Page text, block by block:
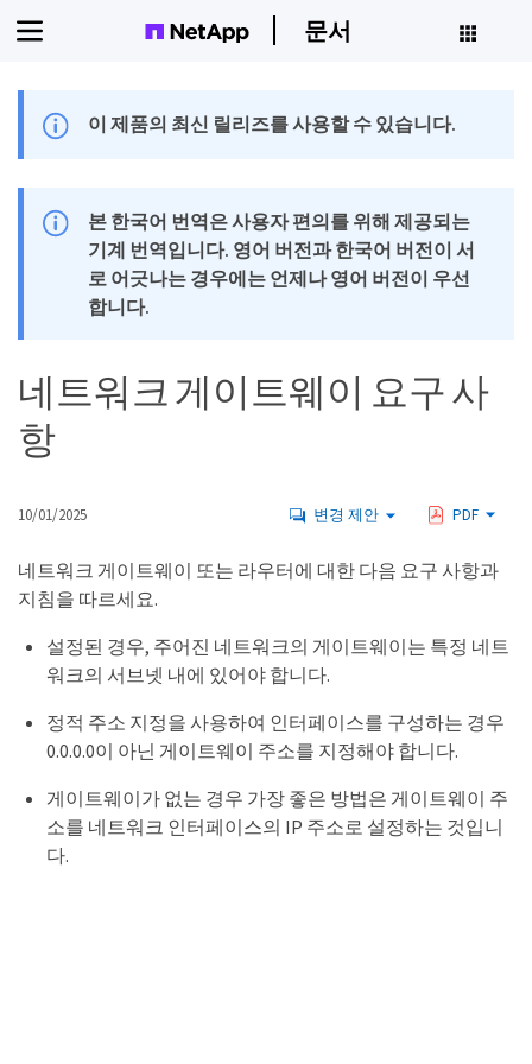
문서
이 제품의 최신 릴리즈를 사용할 수 있습니다.
본 한국어 번역은 사용자 편의를 위해 제공되는
기계 번역입니다. 영어 버전과 한국어 버전이 서
로 어긋나는 경우에는 언제나 영어 버전이 우선
합니다.
네트워크 게이트웨이 요구 사
항
10/01/2025 변경 제안 PDF
네트워크 게이트웨이 또는 라우터에 대한 다음 요구 사항과
지침을 따르세요.
설정된 경우, 주어진 네트워크의 게이트웨이는 특정 네트
워크의 서브넷 내에 있어야 합니다.
정적 주소 지정을 사용하여 인터페이스를 구성하는 경우
0.0.0.0이 아닌 게이트웨이 주소를 지정해야 합니다.
게이트웨이가 없는 경우 가장 좋은 방법은 게이트웨이 주
소를 네트워크 인터페이스의 IP 주소로 설정하는 것입니
다.